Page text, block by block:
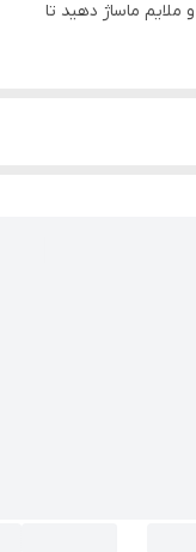
ملایم ماساژ دهید تا